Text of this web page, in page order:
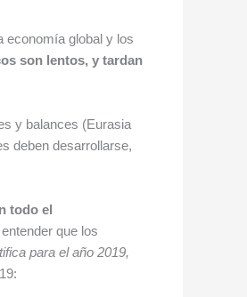
economía global y los
son lentos, y tardan
y balances (Eurasia
deben desarrollarse,
todo el
que los
para el año 2019,